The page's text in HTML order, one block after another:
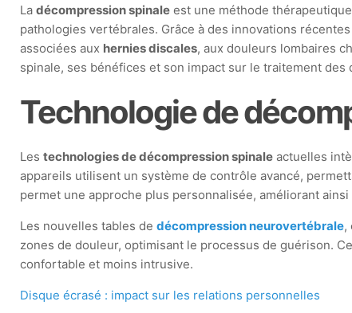
Ladécompression spinale est une méthode
pathologies vertébrales. Grâce à des innovations
associées aux hernies discales, aux douleurs lombaires
spinale, ses bénéfices et son impact sur le traitement des
Technologie de
Lestechnologies de décompression spinale actuelles
appareils utilisent un système de contrôle avancé,
permet une approche plus personnalisée, améliorant ainsi
Les nouvelles tables dedécompression neurovertébrale,
zones de douleur, optimisant le processus de guérison.
confortable et moins intrusive.
Disque écrasé : impact sur les relations personnelles